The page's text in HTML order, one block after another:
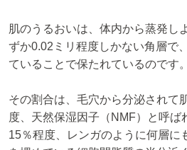
肌のうるおいは、体内から蒸発し
ずか0.02ミリ程度しかない角層で
ていることで保たれているのです。
その割合は、毛穴から分泌されて
度、天然保湿因子（NMF）と呼ば
15％程度、レンガのように何層に